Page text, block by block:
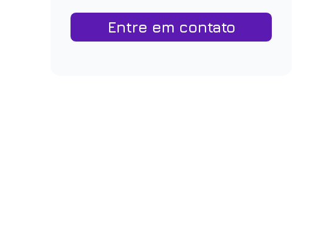
Entre em contato